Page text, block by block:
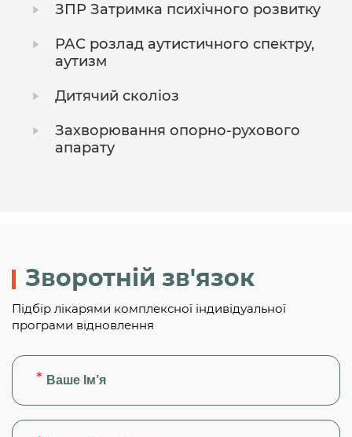
ЗПР Затримка психічного розвитку
РАС розлад аутистичного спектру,
аутизм
Дитячий сколіоз
Захворювання опорно-рухового
апарату
Зворотній зв'язок
Підбір лікарями комплексної індивідуальної
програми відновлення